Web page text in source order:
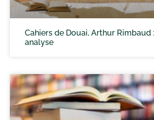
Cahiers de Douai, Arthur Rimbaud
analyse